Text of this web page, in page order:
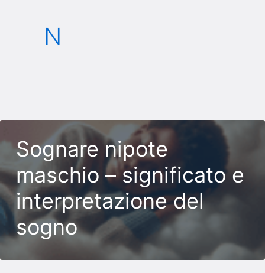
N
Sognare nipote
maschio – significato e
interpretazione del
sogno